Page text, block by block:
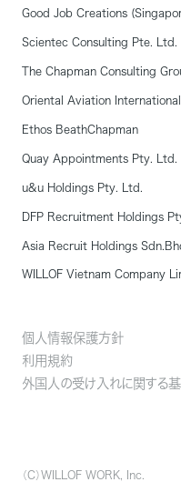
Good Job Creations
Scientec Consulting Pte. Ltd.
The Chapman Consulting
Oriental Aviation International
Ethos BeathChapman
Quay Appointments Pty. Ltd.
u&u Holdings Pty. Ltd.
DFP Recruitment Holdings
Asia Recruit Holdings
WILLOF Vietnam Company
個人情報保護方針
利用規約
外国人の受け入れに関する
（C）WILLOF WORK, Inc.
2004年からは日本の超
エリアで地域密着型の
その採用活動のなかでは
オブ）が提供する外国人
ンド）を導入いただき、
後の採用・教育戦略ま
ました。
およそ半
健科学研究所ですが、
ったのか、また今回な
深澤信二さま、営業担当